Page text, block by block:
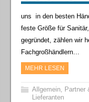
uns in den besten
feste Größe für
gegründet, zählen wir
Fachgroßhändlern…
MEHR LESEN
Allgemein, Partner
Lieferanten